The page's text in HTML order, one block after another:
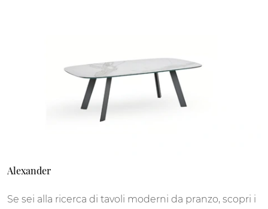
Alexander
Se sei alla ricerca di tavoli moderni da pranzo, scopri i